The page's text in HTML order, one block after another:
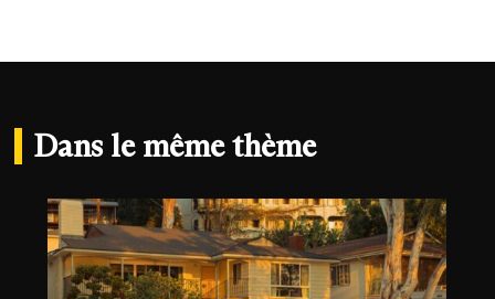
Dans le même thème